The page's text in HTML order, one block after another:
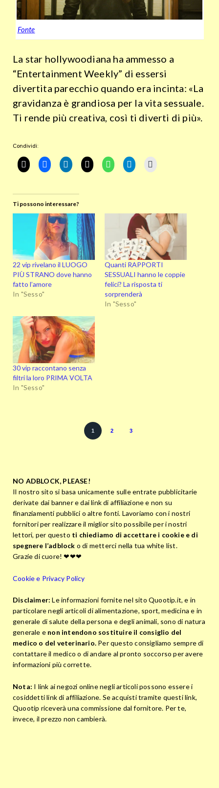
Fonte
La star hollywoodiana ha ammesso a
“Entertainment Weekly” di essersi
divertita parecchio quando era incinta: «La
gravidanza è grandiosa per la vita sessuale.
Ti rende più creativa, così ti diverti di più».
Condividi:
Ti possono interessare?
22 vip rivelano il LUOGO
PIÙ STRANO dove hanno
fatto l’amore
In "Sesso"
Quanti RAPPORTI
SESSUALI hanno le coppie
felici? La risposta ti
sorprenderà
In "Sesso"
30 vip raccontano senza
filtri la loro PRIMA VOLTA
In "Sesso"
1 2 3
NO ADBLOCK, PLEASE!
Il nostro sito si basa unicamente sulle entrate pubblicitarie
derivate dai banner e dai link di affiliazione e non su
finanziamenti pubblici o altre fonti. Lavoriamo con i nostri
fornitori per realizzare il miglior sito possibile per i nostri
lettori, per questo ti chiediamo di accettare i cookie e di
spegnere l’adblock o di metterci nella tua white list.
Grazie di cuore! ❤❤❤
Cookie e Privacy Policy
Disclaimer: Le informazioni fornite nel sito Quootip.it, e in
particolare negli articoli di alimentazione, sport, medicina e in
generale di salute della persona e degli animali, sono di natura
generale e non intendono sostituire il consiglio del
medico o del veterinario. Per questo consigliamo sempre di
contattare il medico o di andare al pronto soccorso per avere
informazioni più corrette.
Nota: I link ai negozi online negli articoli possono essere i
cosiddetti link di affiliazione. Se acquisti tramite questi link,
Quootip riceverà una commissione dal fornitore. Per te,
invece, il prezzo non cambierà.